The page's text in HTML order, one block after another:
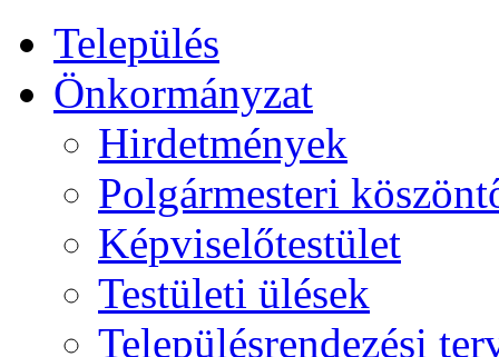
Település
Önkormányzat
Hirdetmények
Polgármesteri
Képviselőtestület
Testületi ülések
Településrendezési